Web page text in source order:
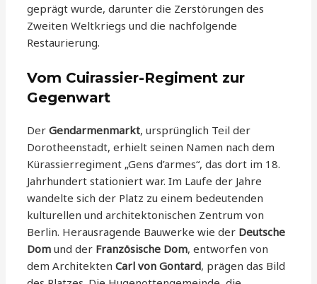
geprägt wurde, darunter die Zerstörungen des
Zweiten Weltkriegs und die nachfolgende
Restaurierung.
Vom Cuirassier-Regiment zur
Gegenwart
DerGendarmenmarkt, ursprünglich Teil der
Dorotheenstadt, erhielt seinen Namen nach dem
Kürassierregiment „Gens d’armes“, das dort im 18.
Jahrhundert stationiert war. Im Laufe der Jahre
wandelte sich der Platz zu einem bedeutenden
kulturellen und architektonischen Zentrum von
Berlin. Herausragende Bauwerke wie der Deutsche
Dom und der Französische Dom, entworfen von
dem ArchitektenCarl von Gontard, prägen das Bild